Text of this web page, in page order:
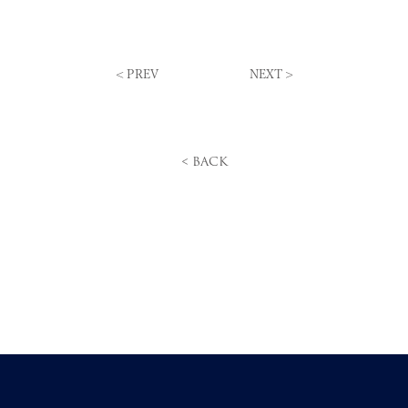
< PREV NEXT>